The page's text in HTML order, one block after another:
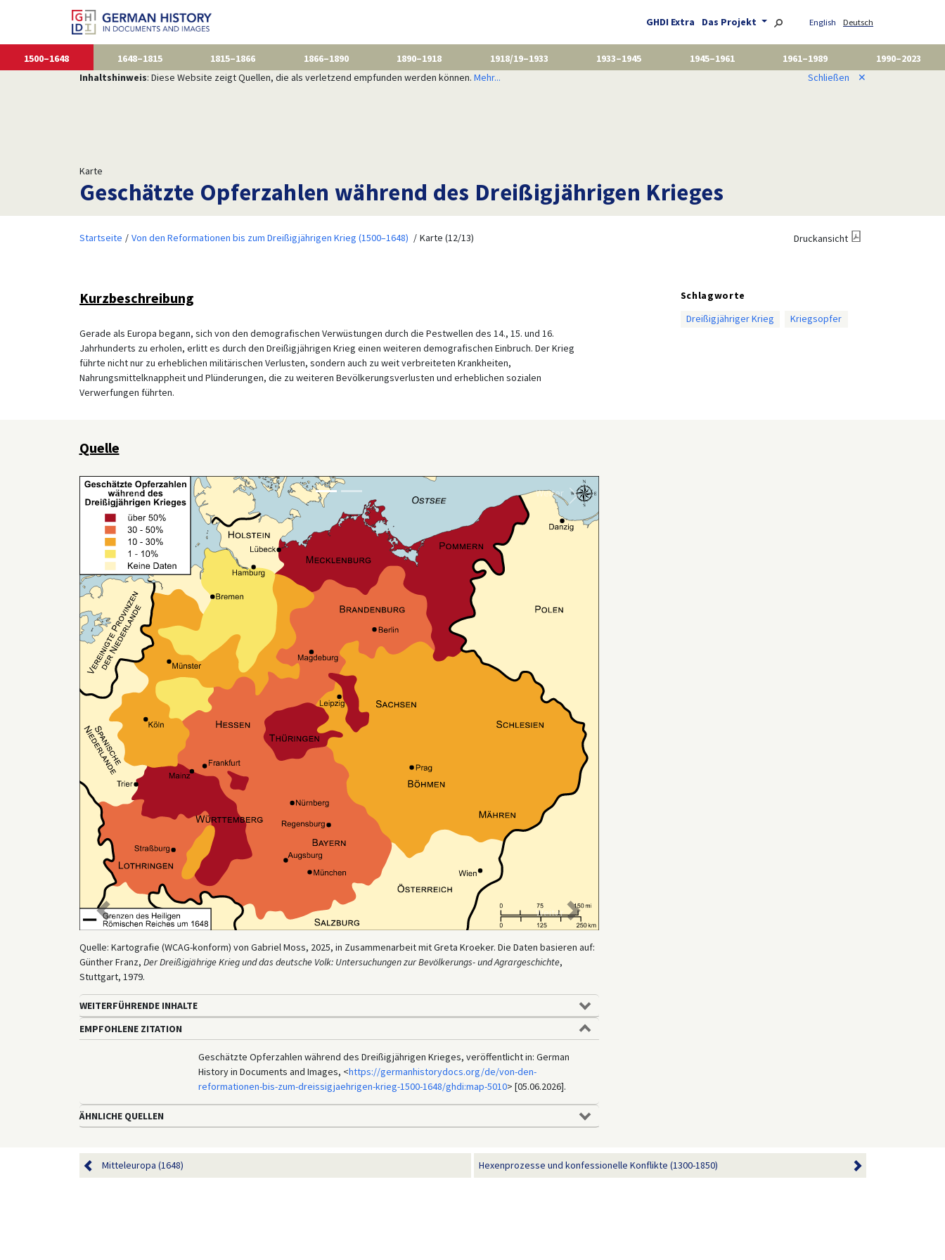
GHDI Extra Das Projekt English Deutsch
1500–1648 1648–1815 1815–1866 1866–1890 1890–1918 1918/19–1933 1933–1945 1945–1961 1961–1989
1990–2023
Inhaltshinweis: Diese Website zeigt Quellen, die als verletzend empfunden werden können. Mehr... Schließen ✕
Karte
Geschätzte Opferzahlen während des Dreißigjährigen Krieges
Startseite Von den Reformationen bis zum Dreißigjährigen Krieg (1500–1648) Karte (12/13) Druckansicht
Kurzbeschreibung
Gerade als Europa begann, sich von den demografischen Verwüstungen durch die Pestwellen des 14., 15. und 16.
Jahrhunderts zu erholen, erlitt es durch den Dreißigjährigen Krieg einen weiteren demografischen Einbruch. Der Krieg
führte nicht nur zu erheblichen militärischen Verlusten, sondern auch zu weit verbreiteten Krankheiten,
Nahrungsmittelknappheit und Plünderungen, die zu weiteren Bevölkerungsverlusten und erheblichen sozialen
Verwerfungen führten.
Schlagworte
Dreißigjähriger Krieg
Kriegsopfer
Quelle
Zurück Weiter
Zurück Weiter
Quelle: Kartografie (WCAG-konform) von Gabriel Moss, 2025, in Zusammenarbeit mit Greta Kroeker. Die Daten basieren auf:
Günther Franz, Der Dreißigjährige Krieg und das deutsche Volk: Untersuchungen zur Bevölkerungs- und Agrargeschichte,
Stuttgart, 1979.
WEITERFÜHRENDE INHALTE
EMPFOHLENE ZITATION
Geschätzte Opferzahlen während des Dreißigjährigen Krieges, veröffentlicht in: German
History in Documents and Images, <https://germanhistorydocs.org/de/von-den-
reformationen-bis-zum-dreissigjaehrigen-krieg-1500-1648/ghdi:map-5010> [05.06.2026].
ÄHNLICHE QUELLEN
Mitteleuropa (1648) Hexenprozesse und konfessionelle Konflikte (1300-1850)